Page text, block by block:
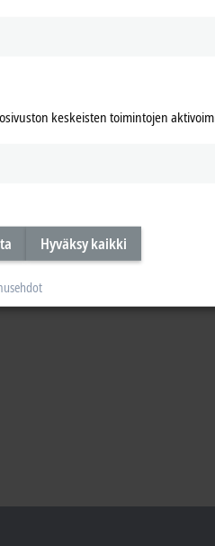
18, 2022
keskeisten toimintojen
Hyväksy kaikki